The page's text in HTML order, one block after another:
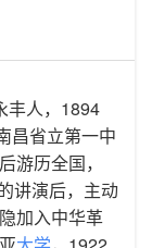
丰人，1894
昌省立第一中
游历全国，
讲演后，主动
加入中华革